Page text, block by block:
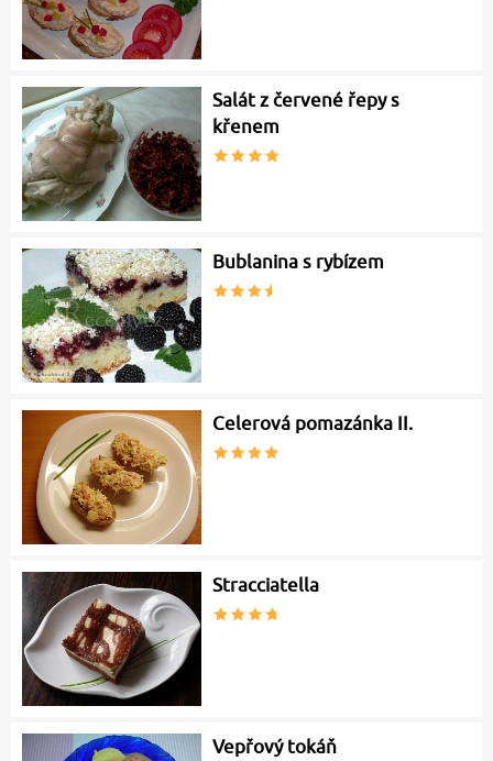
Salát z červené řepy s
křenem
Bublanina s rybízem
Celerová pomazánka II.
Stracciatella
Vepřový tokáň